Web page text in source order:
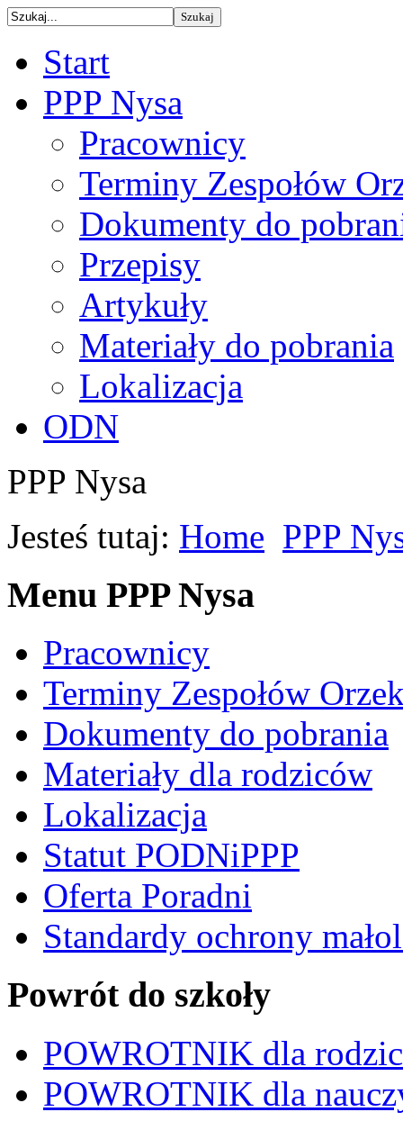
Start
PPP Nysa
Pracownicy
Terminy Zespołów
Dokumenty do
Przepisy
Artykuły
Materiały do pobrania
Lokalizacja
ODN
PPP Nysa
Jesteś tutaj: Home PPP
Menu PPP Nysa
Pracownicy
Terminy Zespołów
Dokumenty do pobrania
Materiały dla rodziców
Lokalizacja
Statut PODNiPPP
Oferta Poradni
Standardy ochrony
Powrót do szkoły
POWROTNIK dla
POWROTNIK dla